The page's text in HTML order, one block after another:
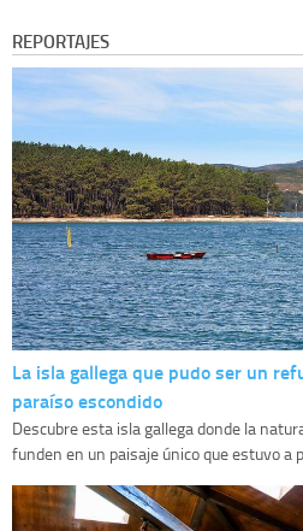
REPORTAJES
La isla gallega que pudo ser un
paraíso escondido
Descubre esta isla gallega donde la
funden en un paisaje único que estuvo a